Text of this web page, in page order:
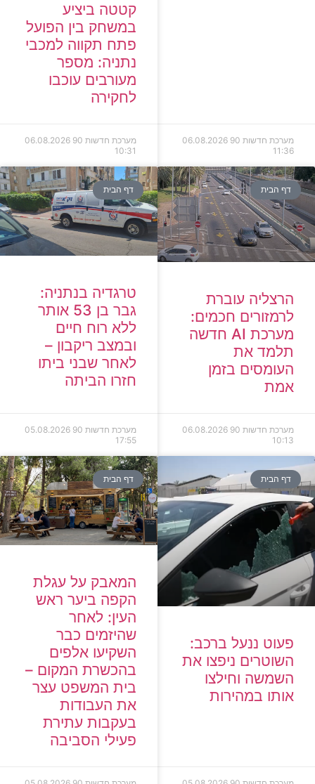
מערכת חדשות 90
06.08.2026
11:36
קטטה ביציע
במשחק בין הפועל
פתח תקווה למכבי
נתניה: מספר
מעורבים עוכבו
לחקירה
מערכת חדשות 90
06.08.2026
10:31
דף הבית
הרצליה עוברת
לרמזורים חכמים:
מערכת AI חדשה
תלמד את
העומסים בזמן
אמת
מערכת חדשות 90
06.08.2026
10:13
דף הבית
טרגדיה בנתניה:
גבר בן 53 אותר
ללא רוח חיים
ובמצב ריקבון –
לאחר שבני ביתו
חזרו הביתה
מערכת חדשות 90
05.08.2026
17:55
דף הבית
פעוט ננעל ברכב:
השוטרים ניפצו את
השמשה וחילצו
אותו במהירות
דף הבית
המאבק על עגלת
הקפה ביער ראש
העין: לאחר
שהיזמים כבר
השקיעו אלפים
בהכשרת המקום –
בית המשפט עצר
את העבודות
בעקבות עתירת
פעילי הסביבה